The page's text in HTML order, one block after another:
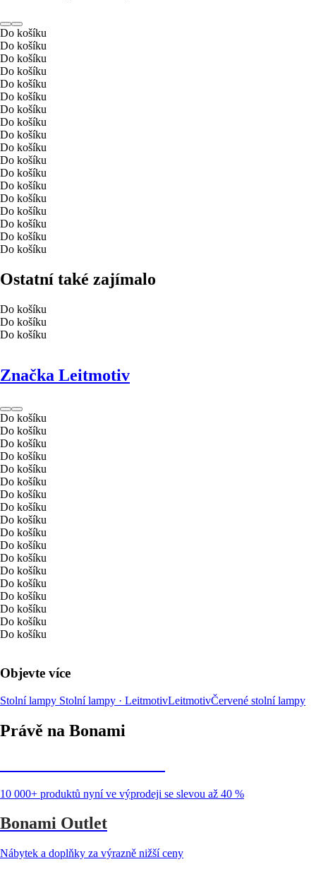
Do košíku
Do košíku
Do košíku
Do košíku
Do košíku
Do košíku
Do košíku
Do košíku
Do košíku
Do košíku
Do košíku
Do košíku
Do košíku
Do košíku
Do košíku
Do košíku
Do košíku
Do košíku
Ostatní také zajímalo
Do košíku
Do košíku
Do košíku
Značka Leitmotiv
Do košíku
Do košíku
Do košíku
Do košíku
Do košíku
Do košíku
Do košíku
Do košíku
Do košíku
Do košíku
Do košíku
Do košíku
Do košíku
Do košíku
Do košíku
Do košíku
Do košíku
Do košíku
Objevte více
Stolní lampy Stolní lampy · LeitmotivLeitmotivČervené stolní lampy
Právě na Bonami
10 000+ produktů nyní ve výprodeji se slevou až 40 %
Bonami Outlet
Nábytek a doplňky za výrazně nižší ceny